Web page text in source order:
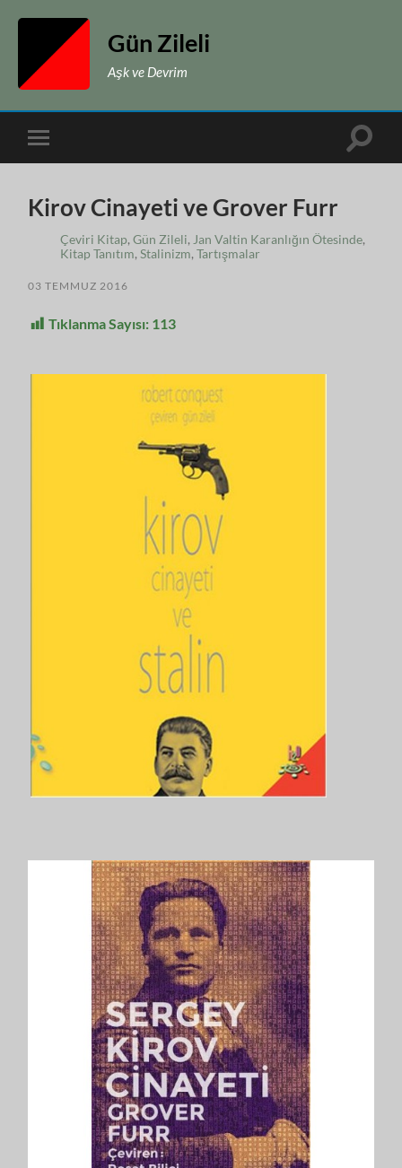
Gün Zileli
Aşk ve Devrim
Toggle
mobile
Toggle
Kirov Cinayeti ve Grover Furr
Çeviri Kitap,Gün Zileli, Jan Valtin Karanlığın Ötesinde,
Kitap Tanıtım,Stalinizm,Tartışmalar
03 TEMMUZ 2016
Tıklanma Sayısı: 113